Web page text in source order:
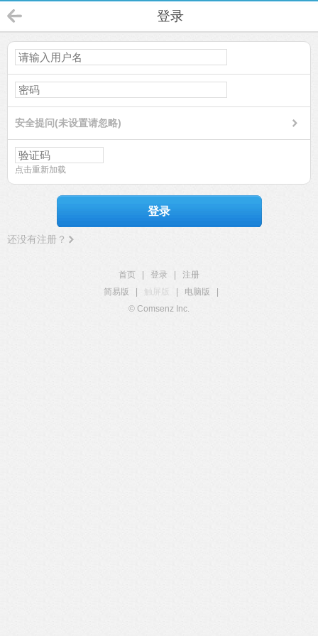
登录
安全提问(未设置请忽略)
点击重新加载
登录
还没有注册？
首页 登录
注册
简易版
触屏版 电脑版
© Comsenz Inc.